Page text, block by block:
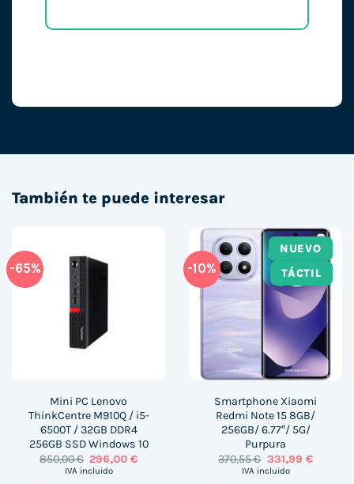
También te puede interesar
-65%
Mini PC Lenovo
ThinkCentre M910Q / i5-
6500T / 32GB DDR4
256GB SSD Windows 10
850,00€ El
precio
296,00€El
IVA incluido
-10%
NUEVO
TÁCTIL
Smartphone Xiaomi
Redmi Note 15 8GB/
256GB/ 6.77″/ 5G/
Purpura
370,55€ El
precio
331,99 €El
IVA incluido